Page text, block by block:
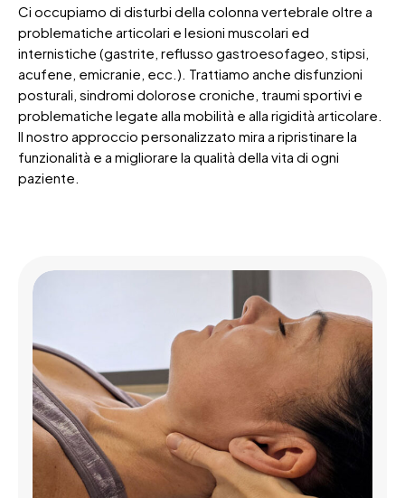
Ci occupiamo di disturbi della colonna vertebrale oltre a
problematiche articolari e lesioni muscolari ed
internistiche (gastrite, reflusso gastroesofageo, stipsi,
acufene, emicranie, ecc.). Trattiamo anche disfunzioni
posturali, sindromi dolorose croniche, traumi sportivi e
problematiche legate alla mobilità e alla rigidità articolare.
Il nostro approccio personalizzato mira a ripristinare la
funzionalità e a migliorare la qualità della vita di ogni
paziente.